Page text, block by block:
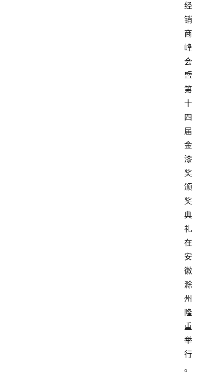
经
销
商
峰
会
暨
第
十
四
届
金
漆
奖
颁
奖
典
礼
在
安
徽
滁
州
隆
重
举
行
。